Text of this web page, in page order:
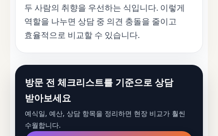
두 사람의 취향을 우선하는 식입니다. 이렇게
역할을 나누면 상담 중 의견 충돌을 줄이고
효율적으로 비교할 수 있습니다.
방문 전 체크리스트를 기준으로 상담
받아보세요
예식일, 예산, 상담 항목을 정리하면 현장 비교가 훨씬
수월합니다.